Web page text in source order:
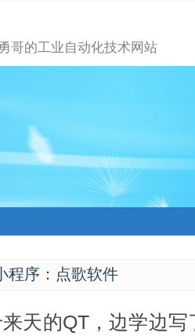
勇哥的工业自动化技术网站
程序：点歌软件
天的QT，边学边